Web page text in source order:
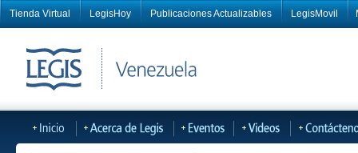
Tienda Virtual LegisHoy Publicaciones Actualizables LegisMovil